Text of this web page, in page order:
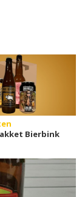
Bierbink